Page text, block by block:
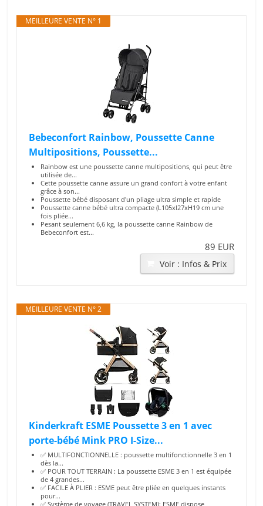
MEILLEURE VENTE N° 1
Bebeconfort Rainbow, Poussette Canne
Multipositions, Poussette...
Rainbow est une poussette canne multipositions, qui peut être
utilisée de...
Cette poussette canne assure un grand confort à votre enfant
grâce à son...
Poussette bébé disposant d'un pliage ultra simple et rapide
Poussette canne bébé ultra compacte (L105xl27xH19 cm une
fois pliée...
Pesant seulement 6,6 kg, la poussette canne Rainbow de
Bebeconfort est...
89 EUR
Voir : Infos & Prix
MEILLEURE VENTE N° 2
Kinderkraft ESME Poussette 3 en 1 avec
porte-bébé Mink PRO I-Size...
✅ MULTIFONCTIONNELLE : poussette multifonctionnelle 3 en 1
dès la...
✅ POUR TOUT TERRAIN : La poussette ESME 3 en 1 est équipée
de 4 grandes...
✅ FACILE À PLIER : ESME peut être pliée en quelques instants
pour...
✅ Système de voyage (TRAVEL SYSTEM): ESME dispose